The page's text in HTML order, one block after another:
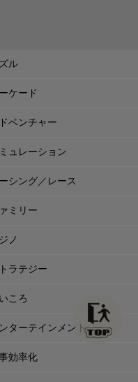
ル
ケード
ベンチャー
ュレーション
シング／レース
ミリー
ノ
ラテジー
ころ
ターテインメント
効率化